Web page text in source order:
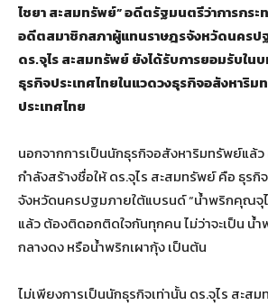
ไชยา สะสมทรัพย์” อดีตรัฐมนตรีว่าการกร
อดีตสมาชิกสภาผู้แทนราษฎรจังหวัดนครป
ดร.จุไร สะสมทรัพย์ ยังได้รับการยอมรับใน
ธุรกิจประเทศไทยในแวดวงธุรกิจอสังหาริ
ประเทศไทย
นอกจากการเป็นนักธุรกิจอสังหาริมทรัพย์แล้
กำลังสร้างชื่อให้ ดร.จุไร สะสมทรัพย์ คือ ธุร
จังหวัดนครปฐมภายใต้แบรนด์ “น้ำพริกคุณจุไ
แล้ว ต้องติดอกติดใจกันทุกคน ไม่ว่าจะเป็น น้
กลางดง หรือน้ำพริกเผากุ้ง เป็นต้น
ไม่เพียงการเป็นนักธุรกิจเท่านั้น ดร.จุไร สะส